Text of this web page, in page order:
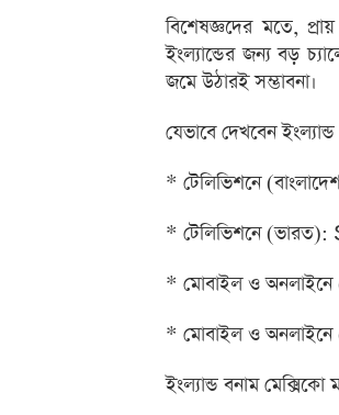
বিশেষজ্ঞদের মতে,
ইংল্যান্ডের জন্য বড়
জমে উঠারই সম্ভাবনা।
যেভাবে দেখবেন
* টেলিভিশনে
* টেলিভিশনে
* মোবাইল ও অনলাইনে
* মোবাইল ও অনলাইনে
ইংল্যান্ড বনাম মেক্সিকো